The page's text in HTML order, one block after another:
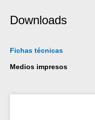
Downloads
Fichas técnicas
Medios impresos